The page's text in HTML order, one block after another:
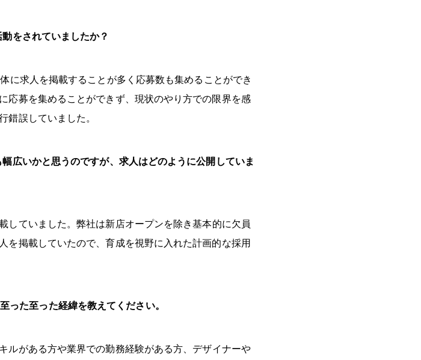
をされていましたか？
に求人を掲載することが多く応募数も集めることができ
応募を集めることができず、現状のやり方での限界を感
錯誤していました。
広いかと思うのですが、求人はどのように公開していま
していました。弊社は新店オープンを除き基本的に欠員
を掲載していたので、育成を視野に入れた計画的な採用
た至った経緯を教えてください。
ルがある方や業界での勤務経験がある方、デザイナーや